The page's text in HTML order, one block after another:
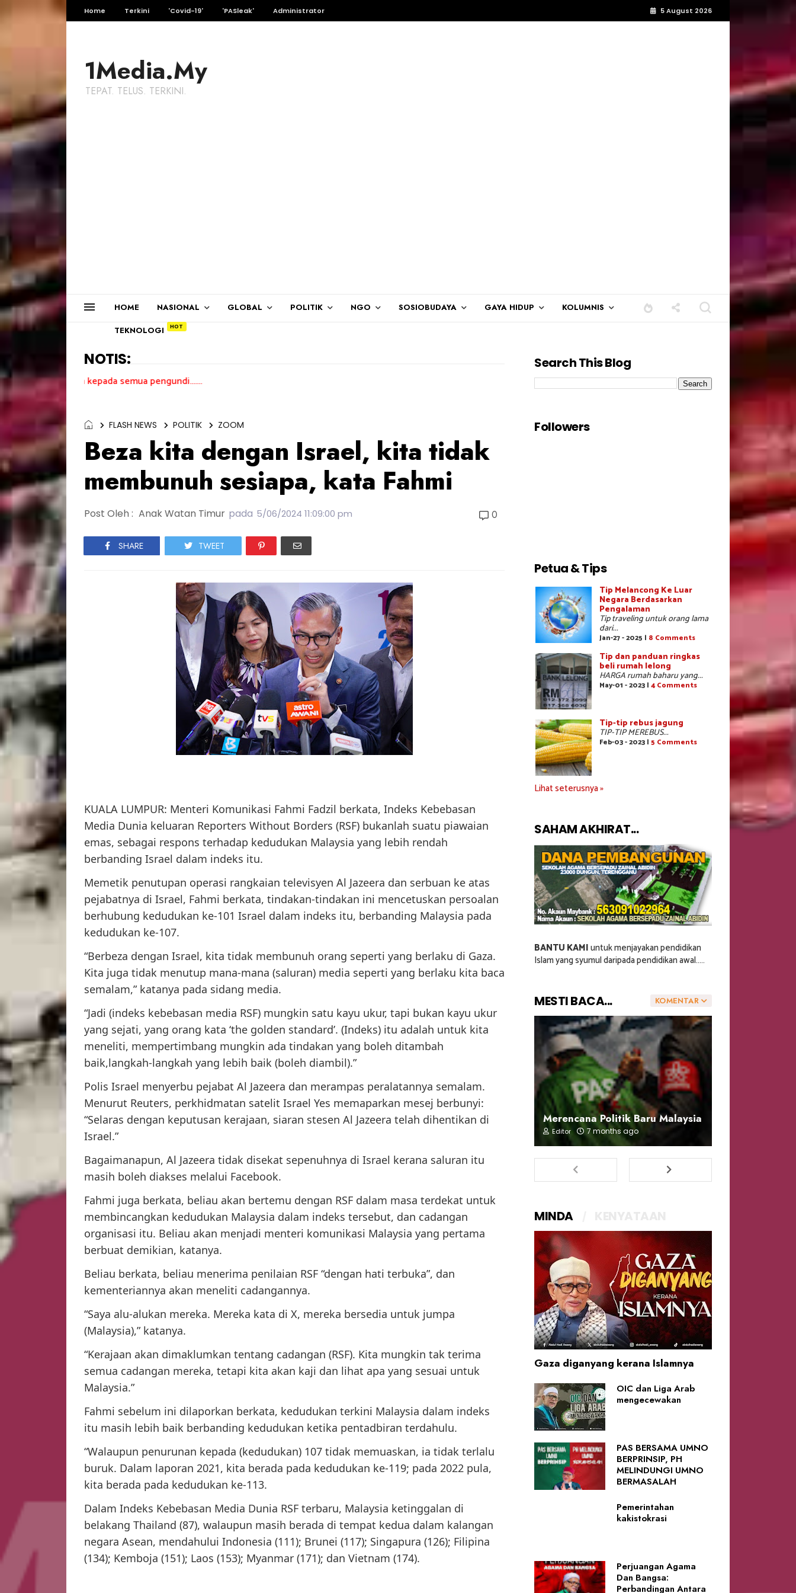
Home Terkini 'Covid-19' 'PASleak' Administrator 5 August 2026
1Media.My
TEPAT. TELUS. TERKINI.
HOME NASIONAL GLOBAL POLITIK NGO SOSIOBUDAYA GAYA HIDUP KOLUMNIS
TEKNOLOGI
NOTIS:
kasih kepada semua pengundi.......
FLASH NEWS POLITIK ZOOM
Beza kita dengan Israel, kita tidak
membunuh sesiapa, kata Fahmi
Post Oleh : Anak Watan Timur pada 5/06/2024 11:09:00 pm 0
SHARE TWEET
KUALA LUMPUR: Menteri Komunikasi Fahmi Fadzil berkata, Indeks Kebebasan
Media Dunia keluaran Reporters Without Borders (RSF) bukanlah suatu piawaian
emas, sebagai respons terhadap kedudukan Malaysia yang lebih rendah
berbanding Israel dalam indeks itu.
Memetik penutupan operasi rangkaian televisyen Al Jazeera dan serbuan ke atas
pejabatnya di Israel, Fahmi berkata, tindakan-tindakan ini mencetuskan persoalan
berhubung kedudukan ke-101 Israel dalam indeks itu, berbanding Malaysia pada
kedudukan ke-107.
“Berbeza dengan Israel, kita tidak membunuh orang seperti yang berlaku di Gaza.
Kita juga tidak menutup mana-mana (saluran) media seperti yang berlaku kita baca
semalam,” katanya pada sidang media.
“Jadi (indeks kebebasan media RSF) mungkin satu kayu ukur, tapi bukan kayu ukur
yang sejati, yang orang kata ‘the golden standard’. (Indeks) itu adalah untuk kita
meneliti, mempertimbang mungkin ada tindakan yang boleh ditambah
baik,langkah-langkah yang lebih baik (boleh diambil).”
Polis Israel menyerbu pejabat Al Jazeera dan merampas peralatannya semalam.
Menurut Reuters, perkhidmatan satelit Israel Yes memaparkan mesej berbunyi:
“Selaras dengan keputusan kerajaan, siaran stesen Al Jazeera telah dihentikan di
Israel.”
Bagaimanapun, Al Jazeera tidak disekat sepenuhnya di Israel kerana saluran itu
masih boleh diakses melalui Facebook.
Fahmi juga berkata, beliau akan bertemu dengan RSF dalam masa terdekat untuk
membincangkan kedudukan Malaysia dalam indeks tersebut, dan cadangan
organisasi itu. Beliau akan menjadi menteri komunikasi Malaysia yang pertama
berbuat demikian, katanya.
Beliau berkata, beliau menerima penilaian RSF “dengan hati terbuka”, dan
kementeriannya akan meneliti cadangannya.
“Saya alu-alukan mereka. Mereka kata di X, mereka bersedia untuk jumpa
(Malaysia),” katanya.
“Kerajaan akan dimaklumkan tentang cadangan (RSF). Kita mungkin tak terima
semua cadangan mereka, tetapi kita akan kaji dan lihat apa yang sesuai untuk
Malaysia.”
Fahmi sebelum ini dilaporkan berkata, kedudukan terkini Malaysia dalam indeks
itu masih lebih baik berbanding kedudukan ketika pentadbiran terdahulu.
“Walaupun penurunan kepada (kedudukan) 107 tidak memuaskan, ia tidak terlalu
buruk. Dalam laporan 2021, kita berada pada kedudukan ke-119; pada 2022 pula,
kita berada pada kedudukan ke-113.
Dalam Indeks Kebebasan Media Dunia RSF terbaru, Malaysia ketinggalan di
belakang Thailand (87), walaupun masih berada di tempat kedua dalam kalangan
negara Asean, mendahului Indonesia (111); Brunei (117); Singapura (126); Filipina
(134); Kemboja (151); Laos (153); Myanmar (171); dan Vietnam (174).
Search This Blog
Followers
Petua & Tips
Tip Melancong Ke Luar
Negara Berdasarkan
Pengalaman
Tip traveling untuk orang lama
dari...
Jan-27 - 2025 | 8 Comments
Tip dan panduan ringkas
beli rumah lelong
HARGA rumah baharu yang...
May-01 - 2023 | 4 Comments
Tip-tip rebus jagung
TIP-TIP MEREBUS...
Feb-03 - 2023 | 5 Comments
Lihat seterusnya »
SAHAM AKHIRAT...
BANTU KAMIuntuk menjayakan pendidikan
Islam yang syumul daripada pendidikan awal.....
KOMENTAR
MESTI BACA...
Merencana Politik Baru Malaysia
Editor 7 months ago
MINDA
Gaza diganyang kerana Islamnya
OIC dan Liga Arab
mengecewakan
PAS BERSAMA UMNO
BERPRINSIP, PH
MELINDUNGI UMNO
BERMASALAH
Pemerintahan
kakistokrasi
Perjuangan Agama
Dan Bangsa:
Perbandingan Antara